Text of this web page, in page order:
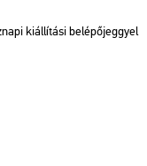
ki­ál­lí­tá­si be­lé­pő­jeggyel